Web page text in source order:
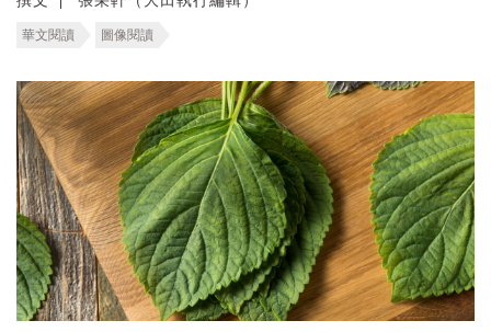
華文閱讀 圖像閱讀